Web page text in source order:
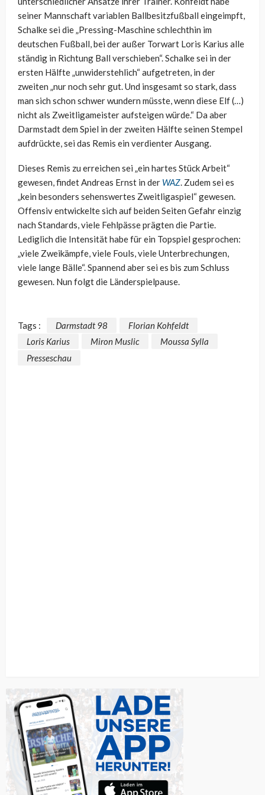
seiner Mannschaft variablen Ballbesitzfußball eingeimpft,
Schalke sei die „Pressing-Maschine schlechthin im
deutschen Fußball, bei der außer Torwart Loris Karius alle
ständig in Richtung Ball verschieben“. Schalke sei in der
ersten Hälfte „unwiderstehlich“ aufgetreten, in der
zweiten „nur noch sehr gut. Und insgesamt so stark, dass
man sich schon schwer wundern müsste, wenn diese Elf (…)
nicht als Zweitligameister aufsteigen würde.“ Da aber
Darmstadt dem Spiel in der zweiten Hälfte seinen Stempel
aufdrückte, sei das Remis ein verdienter Ausgang.
Dieses Remis zu erreichen sei „ein hartes Stück Arbeit“
gewesen, findet Andreas Ernst in der WAZ. Zudem sei es
„kein besonders sehenswertes Zweitligaspiel“ gewesen.
Offensiv entwickelte sich auf beiden Seiten Gefahr einzig
nach Standards, viele Fehlpässe prägten die Partie.
Lediglich die Intensität habe für ein Topspiel gesprochen:
„viele Zweikämpfe, viele Fouls, viele Unterbrechungen,
viele lange Bälle“. Spannend aber sei es bis zum Schluss
gewesen. Nun folgt die Länderspielpause.
Tags : Darmstadt 98
Florian Kohfeldt
Loris Karius
Miron Muslic
Moussa Sylla
Presseschau